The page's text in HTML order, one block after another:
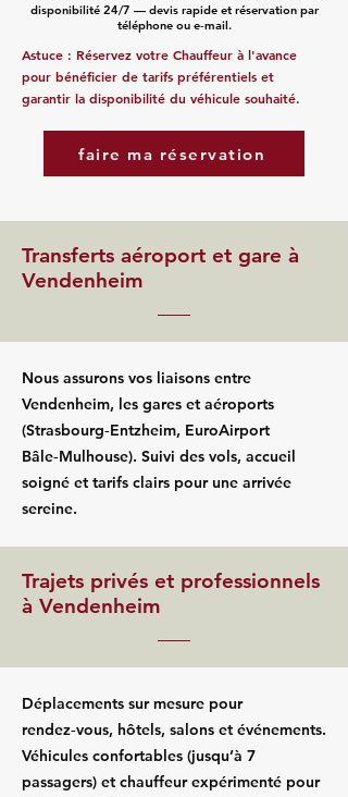
disponibilité 24/7 — devis rapide et réservation par
téléphone ou e‑mail.
Astuce : Réservez votre Chauffeur à l'avance
pour bénéficier de tarifs préférentiels et
garantir la disponibilité du véhicule souhaité.
faire ma réservation
Transferts aéroport et gare à
Vendenheim
Nous assurons vos liaisons entre
Vendenheim, les gares et aéroports
(Strasbourg‑Entzheim, EuroAirport
Bâle‑Mulhouse). Suivi des vols, accueil
soigné et tarifs clairs pour une arrivée
sereine.
Trajets privés et professionnels
à Vendenheim
Déplacements sur mesure pour
rendez‑vous, hôtels, salons et événements.
Véhicules confortables (jusqu’à 7
passagers) et chauffeur expérimenté pour